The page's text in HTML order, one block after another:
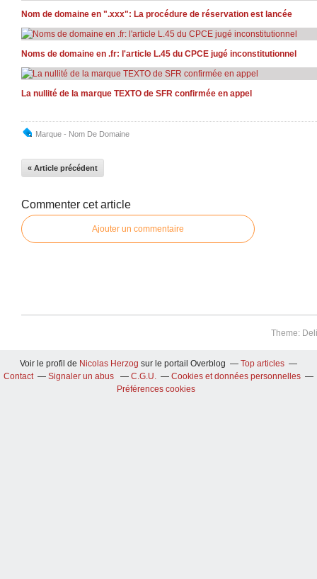
Nom de domaine en ".xxx": La procédure de réservation est lancée
Noms de domaine en .fr: l'article L.45 du CPCE jugé inconstitutionnel
La nullité de la marque TEXTO de SFR confirmée en appel
Marque - Nom De Domaine
« Article précédent
Commenter cet article
Ajouter un commentaire
Theme:
Voir le profil de Nicolas Herzog sur le portail Overblog
Top articles
Contact
Signaler un abus C.G.U.
Cookies et données personnelles
Préférences cookies